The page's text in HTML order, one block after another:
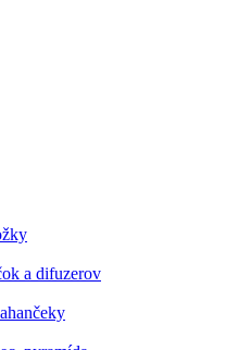
a difuzerov